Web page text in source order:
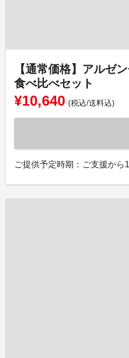
【通常価格】アルゼ
食べ比べセット
¥10,640 (税込/送料込)
ご提供予定時期：ご支援から